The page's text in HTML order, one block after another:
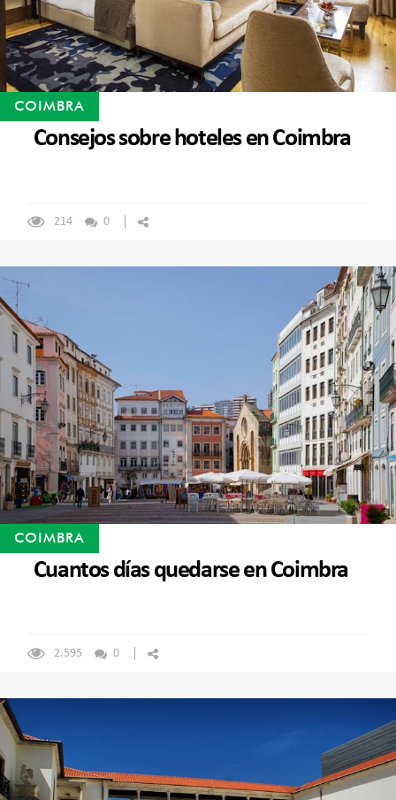
COIMBRA
Consejos sobre hoteles en Coimbra
214 0
COIMBRA
Cuantos días quedarse en Coimbra
2.595 0